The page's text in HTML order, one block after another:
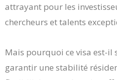
attrayant pour les
chercheurs et talents
Mais pourquoi ce visa est-il
garantir une stabilité